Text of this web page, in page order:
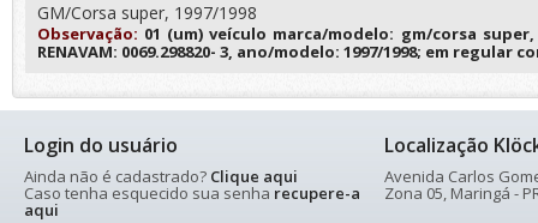
GM/Corsa super, 1997/1998
Observação: 01 (um) veículo marca/modelo: gm/corsa super,
RENAVAM: 0069.298820- 3, ano/modelo: 1997/1998; em regular
Login do usuário
Ainda não é cadastrado? Clique aqui
Caso tenha esquecido sua senha recupere-a
aqui
Localização
Avenida Carlos
Zona 05, Maringá -